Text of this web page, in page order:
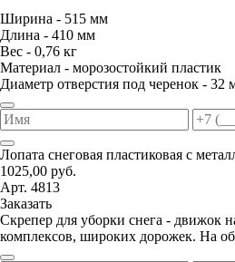
Ширина - 515 мм
Длина - 410 мм
Вес - 0,76 кг
Материал - морозостойкий пластик
Диаметр отверстия под черенок - 32
Лопата снеговая пластиковая с
1025,00 руб.
Арт. 4813
Заказать
Скрепер для уборки снега - движок
комплексов, широких дорожек. На